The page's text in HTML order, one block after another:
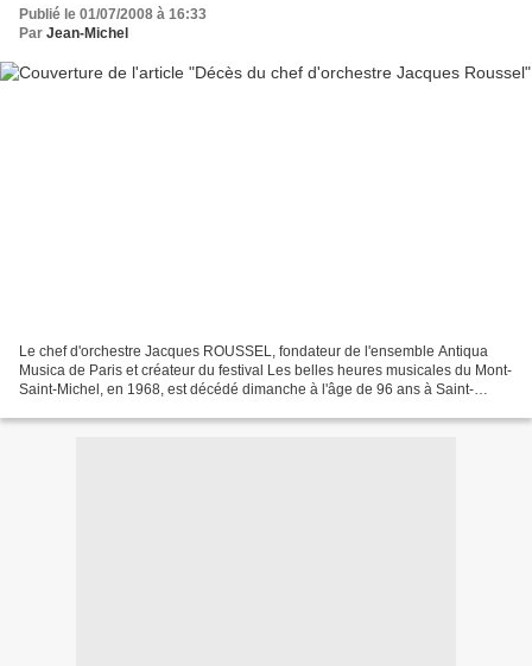
Publié le 01/07/2008 à 16:33
Par Jean-Michel
Le chef d'orchestre Jacques ROUSSEL, fondateur de l'ensemble Antiqua
Musica de Paris et créateur du festival Les belles heures musicales du Mont-
Saint-Michel, en 1968, est décédé dimanche à l'âge de 96 ans à Saint-